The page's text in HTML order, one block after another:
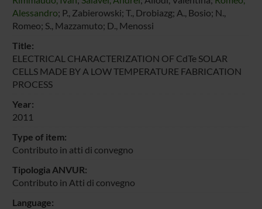
Alessandro; P., Zabierowski; T., Drobiazg; A., Bosio; N.,
Romeo; S., Mazzamuto; D., Menossi
Title:
ELECTRICAL CHARACTERIZATION OF CdTe SOLAR
CELLS MADE BY A LOW TEMPERATURE FABRICATION
PROCESS
Year:
2011
Type of item:
Contributo in atti di convegno
Tipologia ANVUR:
Contributo in Atti di convegno
Language: